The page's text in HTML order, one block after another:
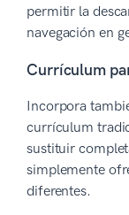
permitir la
navegación en
Currículum
Incorpora
currículum
sustituir
simplemente
diferentes.